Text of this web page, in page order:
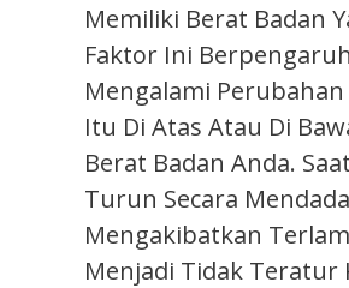
Memiliki Berat Badan
Faktor Ini
Mengalami
Itu Di Atas Atau Di
Berat Badan Anda.
Turun Secara
Mengakibatkan
Menjadi Tidak Teratur